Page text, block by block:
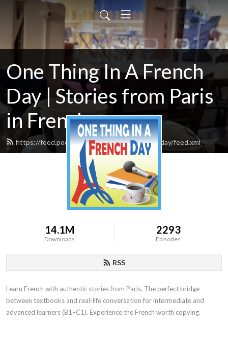
One Thing In A French
Day | Stories from Paris
in French
https://feed.podbean.com/onethinginafrenchday/feed.xml
14.1M
Downloads
2293
Episodes
RSS
Learn French with authentic stories from Paris. The perfect bridge
between textbooks and real-life conversation for intermediate and
advanced learners (B1–C1). Experience the French worth copying.